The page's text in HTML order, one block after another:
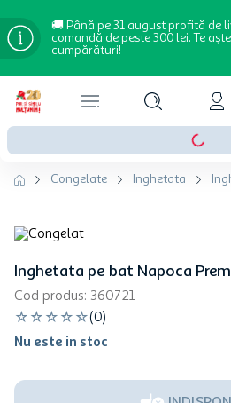
🚚 Până pe 31 august profită de
comandă de peste 300 lei. Te
cumpărături!
Congelate Inghetata
Inghetata pe bat Napoca
Cod produs: 360721
☆ ☆ ☆ ☆ ☆(0)
Nu este in stoc